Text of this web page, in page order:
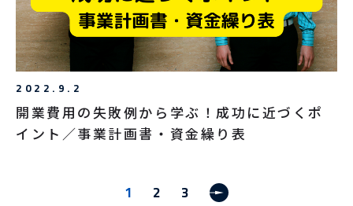
2022.9.2
開業費用の失敗例から学ぶ！成功に近づくポ
イント／事業計画書・資金繰り表
1 2 3